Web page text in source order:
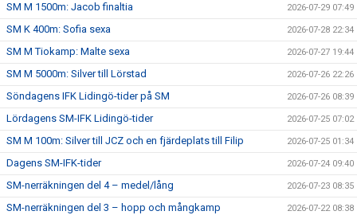
SM M 1500m: Jacob finaltia 2026-07-29 07:49
SM K 400m: Sofia sexa 2026-07-28 22:34
SM M Tiokamp: Malte sexa 2026-07-27 19:44
SM M 5000m: Silver till Lörstad 2026-07-26 22:26
Söndagens IFK Lidingö-tider på SM 2026-07-26 08:39
Lördagens SM-IFK Lidingö-tider 2026-07-25 07:02
SM M 100m: Silver till JCZ och en fjärdeplats till Filip 2026-07-25 01:34
Dagens SM-IFK-tider 2026-07-24 09:40
SM-nerräkningen del 4 – medel/lång 2026-07-23 08:35
SM-nerräkningen del 3 – hopp och mångkamp 2026-07-22 08:38